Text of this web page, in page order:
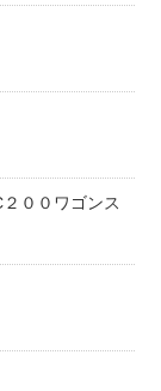
納車blog
００ワゴンス